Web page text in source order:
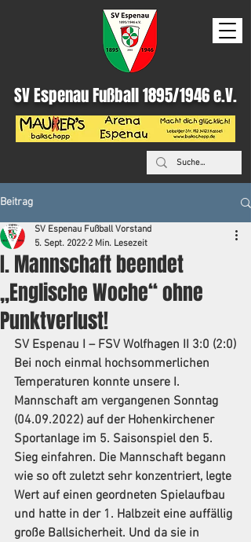
SV Espenau Fußball 1895/1946 e.V.
Beitrag
I. Mannschaft beendet
„Englische Woche“ ohne
Punktverlust!
SV Espenau Fußball Vorstand
5. Sept. 2022 2 Min. Lesezeit
SV Espenau I – FSV Wolfhagen II 3:0 (2:0)
Bei noch einmal hochsommerlichen
Temperaturen konnte unsere I.
Mannschaft am vergangenen Sonntag
(04.09.2022) auf der Hohenkirchener
Sportanlage im 5. Saisonspiel den 5.
Sieg einfahren. Die Mannschaft begann
wie so oft zuletzt sehr konzentriert, legte
Wert auf einen geordneten Spielaufbau
und hatte in der 1. Halbzeit eine auffällig
große Ballsicherheit. Und da sie in